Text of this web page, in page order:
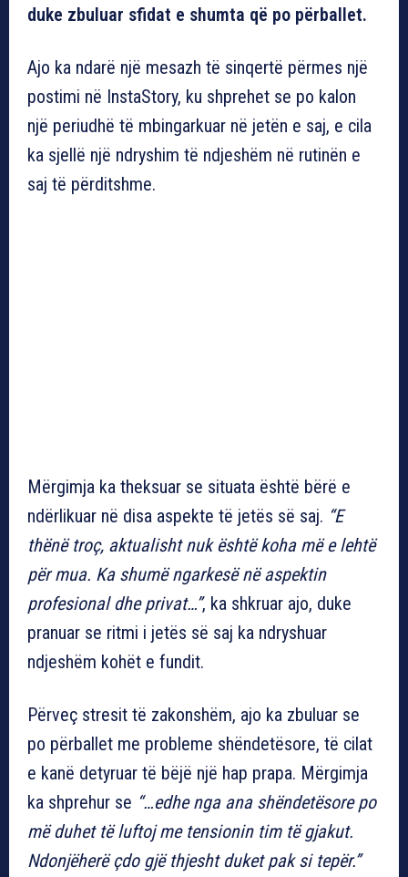
duke zbuluar sfidat e shumta që po përballet.
Ajo ka ndarë një mesazh të sinqertë përmes një
postimi në InstaStory, ku shprehet se po kalon
një periudhë të mbingarkuar në jetën e saj, e cila
ka sjellë një ndryshim të ndjeshëm në rutinën e
saj të përditshme.
Mërgimja ka theksuar se situata është bërë e
ndërlikuar në disa aspekte të jetës së saj. “E
thënë troç, aktualisht nuk është koha më e lehtë
për mua. Ka shumë ngarkesë në aspektin
profesional dhe privat…”, ka shkruar ajo, duke
pranuar se ritmi i jetës së saj ka ndryshuar
ndjeshëm kohët e fundit.
Përveç stresit të zakonshëm, ajo ka zbuluar se
po përballet me probleme shëndetësore, të cilat
e kanë detyruar të bëjë një hap prapa. Mërgimja
ka shprehur se “…edhe nga ana shëndetësore po
më duhet të luftoj me tensionin tim të gjakut.
Ndonjëherë çdo gjë thjesht duket pak si tepër.”